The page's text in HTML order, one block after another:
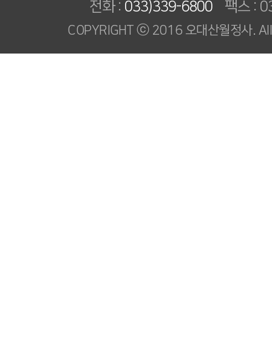
전화 : 033)339-6800 팩스 :
COPYRIGHT ⓒ 2016 오대산월정사.